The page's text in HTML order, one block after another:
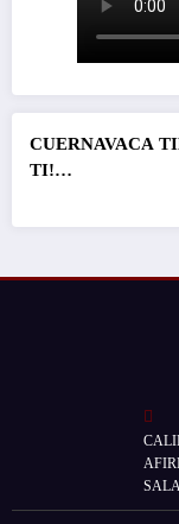
CUERNAVACA
TI!…